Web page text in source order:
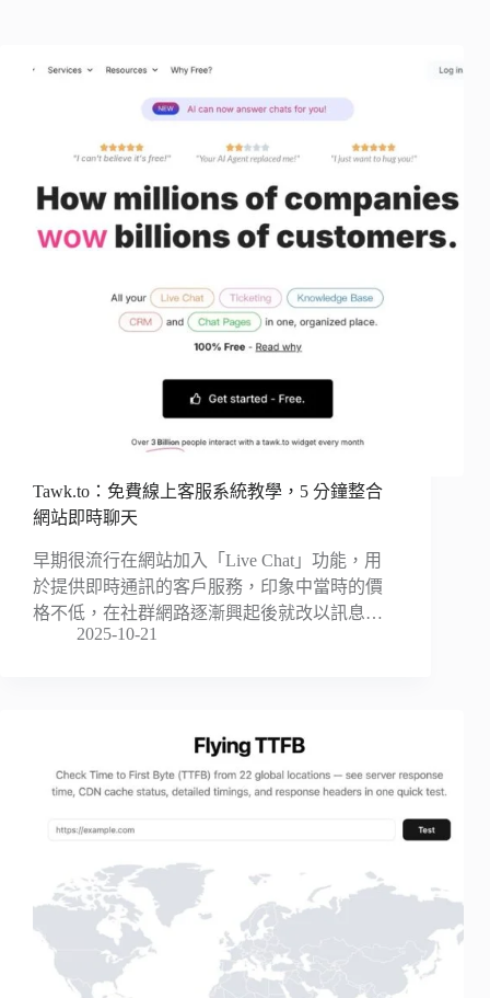
Tawk.to：免費線上客服系統教學，5 分鐘整合
網站即時聊天
早期很流行在網站加入「Live Chat」功能，用
於提供即時通訊的客戶服務，印象中當時的價
格不低，在社群網路逐漸興起後就改以訊息…
2025-10-21